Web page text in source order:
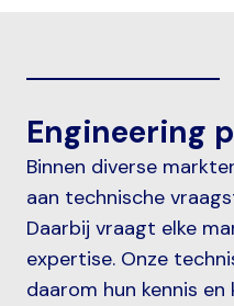
Engineering
Binnen diverse
aan technische
Daarbij vraagt elke
expertise. Onze
daarom hun kennis